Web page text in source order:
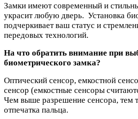
Замки имеют современный и
украсит любую дверь. Установка
подчеркивает ваш статус и
передовых технологий.
На что обратить внимание при
биометрического замка?
Оптический сенсор, емкостной
сенсор (емкостные сенсоры
Чем выше разрешение сенсора, тем
отпечатка пальца.